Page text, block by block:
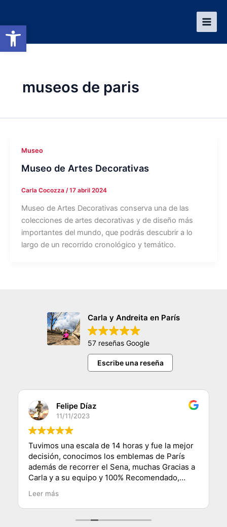
Abrir barra de herramientas
contenido
museos de paris
Museo
Museo de Artes Decorativas
Carla Cocozza /17 abril 2024
Museo de Artes Decorativas conserva una de las
colecciones de artes decorativas y de diseño más
importantes del mundo, que podrás descubrir a lo
largo de un recorrido cronológico y temático.
Carla y Andreita en París
57 reseñas Google
Escribe una reseña
Felipe Díaz
11/11/2023
Tuvimos una escala de 14 horas y fue la mejor
decisión, conocimos los emblemas de París
además de recorrer el Sena, muchas Gracias a
Carla y a su equipo y 100% Recomendado,
saludos desde Chile.
Leer más